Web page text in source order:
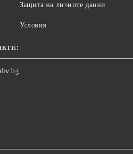
Защита на личните данни
Условия